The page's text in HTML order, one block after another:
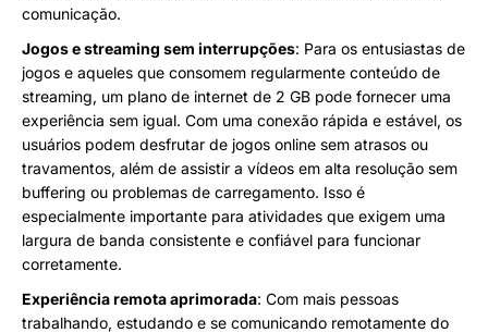
comunicação.
Jogos e streaming sem interrupções: Para os entusiastas de
jogos e aqueles que consomem regularmente conteúdo de
streaming, um plano de internet de 2 GB pode fornecer uma
experiência sem igual. Com uma conexão rápida e estável, os
usuários podem desfrutar de jogos online sem atrasos ou
travamentos, além de assistir a vídeos em alta resolução sem
buffering ou problemas de carregamento. Isso é
especialmente importante para atividades que exigem uma
largura de banda consistente e confiável para funcionar
corretamente.
Experiência remota aprimorada: Com mais pessoas
trabalhando, estudando e se comunicando remotamente do